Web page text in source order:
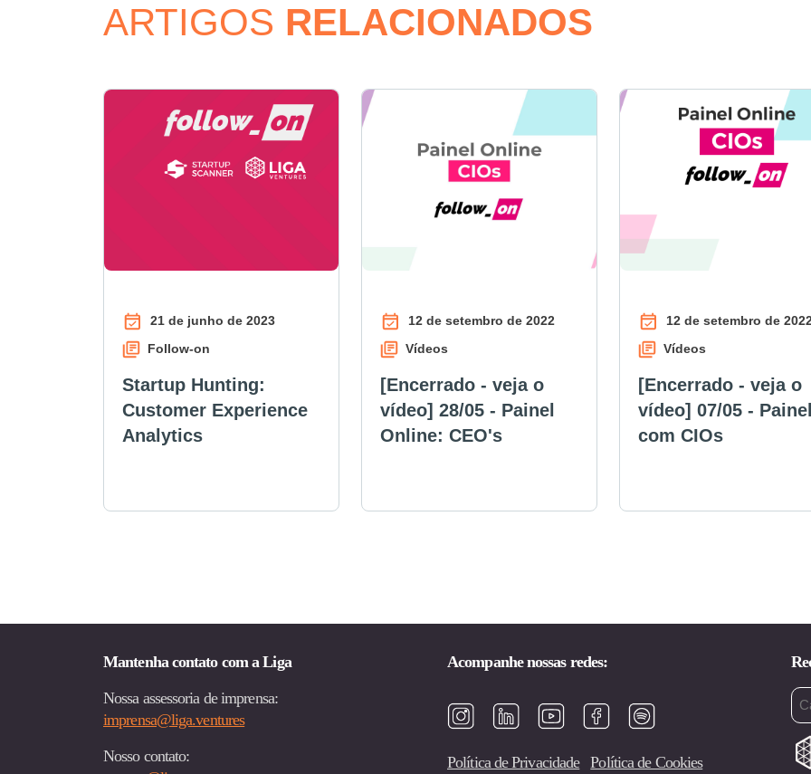
ARTIGOS RELACIONADOS
21 de junho de 2023
Follow-on
Startup Hunting:
Customer Experience
Analytics
12 de setembro de 2022
Vídeos
[Encerrado - veja o
vídeo] 28/05 - Painel
Online: CEO's
12 de setembro de
Vídeos
[Encerrado - veja o
vídeo] 07/05 - Painel
com CIOs
Mantenha contato com a Liga
Nossa assessoria de imprensa:
imprensa@liga.ventures
Nosso contato:
Acompanhe nossas redes:
Política de Privacidade Política de Cookies